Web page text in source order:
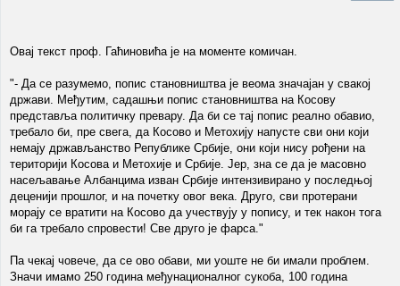
Овај текст проф. Гаћиновића је на моменте комичан.
"- Да се разумемо, попис становништва је веома значајан у свакој
држави. Међутим, садашњи попис становништва на Косову
представља политичку превару. Да би се тај попис реално обавио,
требало би, пре свега, да Косово и Метохију напусте сви они који
немају држављанство Републике Србије, они који нису рођени на
територији Косова и Метохије и Србије. Јер, зна се да је масовно
насељавање Албанцима изван Србије интензивирано у последњој
деценији прошлог, и на почетку овог века. Друго, сви протерани
морају се вратити на Косово да учествују у попису, и тек након тога
би га требало спровести! Све друго је фарса."
Па чекај човече, да се ово обави, ми уоште не би имали проблем.
Значи имамо 250 година међунационалног сукоба, 100 година